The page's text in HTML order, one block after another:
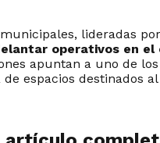
lideradas
operativos en
apuntan a uno de
espacios destinados al